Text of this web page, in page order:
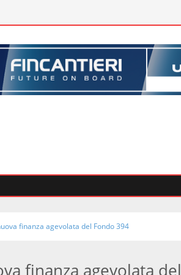
finanza agevolata del Fondo 394
finanza agevolata del